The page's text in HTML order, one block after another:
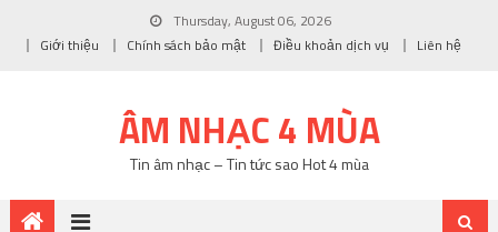
Thursday, August 06, 2026
Giới thiệu
Chính sách bảo mật Điều khoản dịch vụ Liên hệ
ÂM NHẠC 4 MÙA
Tin âm nhạc – Tin tức sao Hot 4 mùa